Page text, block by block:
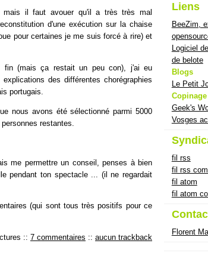
mais il faut avouer qu'il a très très mal
d'une exécution sur la chaise
pour certaines je me suis forcé à rire) et
(mais ça restait un peu con), j'ai eu
des différentes chorégraphies
portugais.
nous avons été sélectionné parmi 5000
restantes.
me permettre un conseil, penses à bien
pendant ton spectacle ... (il ne regardait
(qui sont tous très positifs pour ce
:: 7 commentaires :: aucun trackback
Liens
BeeZim,
Logiciel
de belote
Blogs
Le Petit
Copinage
Geek's
Vosges
fil rss
fil rss
fil atom
fil atom
Florent